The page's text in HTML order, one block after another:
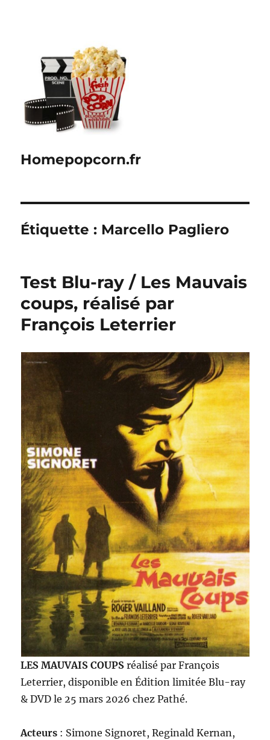
Homepopcorn.fr
Étiquette : Marcello Pagliero
Test Blu-ray / Les Mauvais
coups, réalisé par
François Leterrier
LES MAUVAIS COUPSréalisé par François
Leterrier, disponible en Édition limitée Blu-ray
& DVD le 25 mars 2026 chez Pathé.
Acteurs : Simone Signoret, Reginald Kernan,